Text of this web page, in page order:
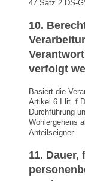
47 Satz 2 DS-
10.
verfolgt
Basiert die
Artikel 6 I lit. f
Durchführung
Wohlergehens
Anteilseigner.
11. Dauer,